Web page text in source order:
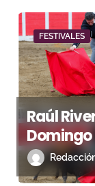
FESTIVALES
Raúl
festival
de